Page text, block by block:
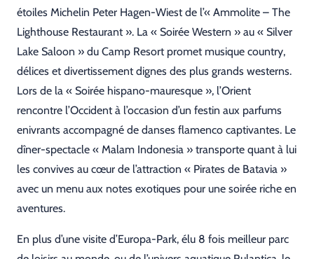
étoiles Michelin Peter Hagen-Wiest de l’« Ammolite – The
Lighthouse Restaurant ». La « Soirée Western » au « Silver
Lake Saloon » du Camp Resort promet musique country,
délices et divertissement dignes des plus grands westerns.
Lors de la « Soirée hispano-mauresque », l’Orient
rencontre l’Occident à l’occasion d’un festin aux parfums
enivrants accompagné de danses flamenco captivantes. Le
dîner-spectacle « Malam Indonesia » transporte quant à lui
les convives au cœur de l’attraction « Pirates de Batavia »
avec un menu aux notes exotiques pour une soirée riche en
aventures.
En plus d’une visite d’Europa-Park, élu 8 fois meilleur parc